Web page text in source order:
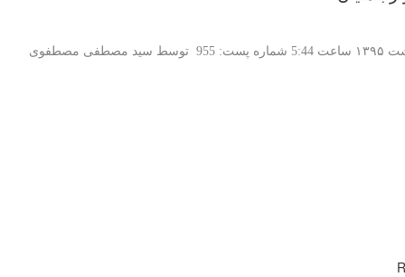
۱۳۹۵ ساعت 5:44 شماره پست: 955 توسط سید مصطفی مصطفوی